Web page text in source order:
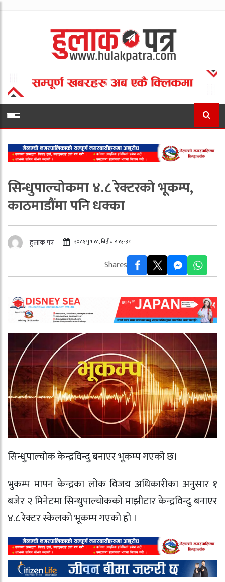
सिन्धुपाल्चोकमा ४.८ रेक्टरको भूकम्प,
काठमाडौंमा पनि धक्का
हुलाक पत्र २०८१ पुष १८, बिहीबार १३:३८
Shares
सिन्धुपाल्चोक केन्द्रविन्दु बनाएर भूकम्प गएको छ।
भुकम्प मापन केन्द्रका लोक विजय अधिकारीका अनुसार १
बजेर २ मिनेटमा सिन्धुपाल्चोकको माझीटार केन्द्रविन्दु बनाएर
४.८ रेक्टर स्केलको भूकम्प गएको हो ।